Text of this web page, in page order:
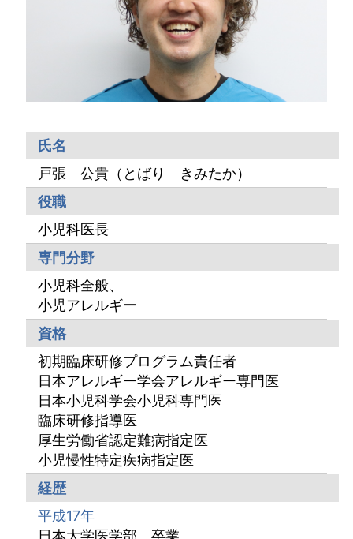
氏名
戸張 公貴（とばり きみたか）
役職
小児科医長
専門分野
小児科全般、
小児アレルギー
資格
初期臨床研修プログラム責任者
日本アレルギー学会アレルギー専門医
日本小児科学会小児科専門医
臨床研修指導医
厚生労働省認定難病指定医
小児慢性特定疾病指定医
経歴
平成17年
日本大学医学部 卒業